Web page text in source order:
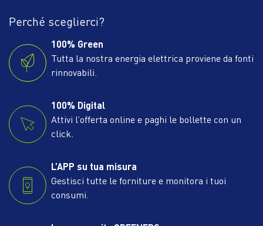
Perché sceglierci?
100% Green
Tutta la nostra energia elettrica proviene da fonti
rinnovabili.
100% Digital
Attivi l’offerta online e paghi le bollette con un
click.
L’APP su tua misura
Gestisci tutte le forniture e monitora i tuoi
consumi.